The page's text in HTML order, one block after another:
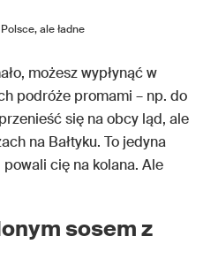
ale ładne
możesz wypłynąć w
podróże promami – np. do
się na obcy ląd, ale
na Bałtyku. To jedyna
cię na kolana. Ale
sosem z